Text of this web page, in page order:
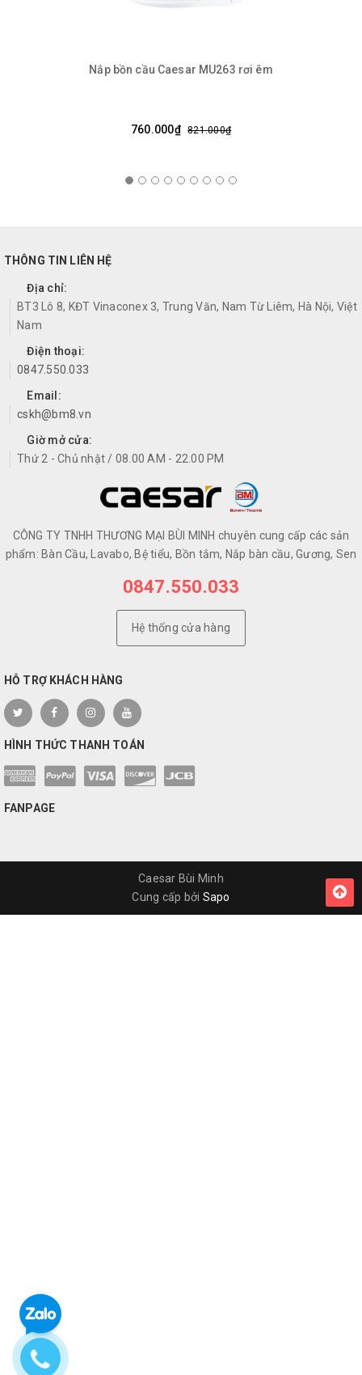
Nắp bồn cầu Caesar MU263 rơi êm
760.000₫ 821.000₫
THÔNG TIN LIÊN HỆ
Địa chỉ:
BT3 Lô 8, KĐT Vinaconex 3, Trung Văn, Nam Từ Liêm, Hà Nội, Việt
Nam
Điện thoại:
0847.550.033
Email:
cskh@bm8.vn
Giờ mở cửa:
Thứ 2 - Chủ nhật / 08.00 AM - 22.00 PM
CÔNG TY TNHH THƯƠNG MẠI BÙI MINH chuyên cung cấp các sản
phẩm: Bàn Cầu, Lavabo, Bệ tiểu, Bồn tắm, Nắp bàn cầu, Gương, Sen
0847.550.033
Hệ thống cửa hàng
HỖ TRỢ KHÁCH HÀNG
HÌNH THỨC THANH TOÁN
FANPAGE
Caesar Bùi Minh
Cung cấp bởi Sapo